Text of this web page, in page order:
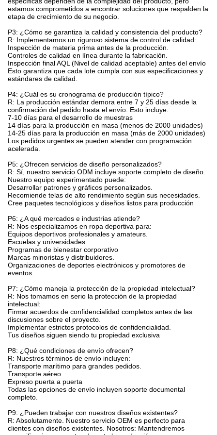
estamos comprometidos a encontrar soluciones que respalden la
etapa de crecimiento de su negocio.
P3: ¿Cómo se garantiza la calidad y consistencia del producto?
R: Implementamos un riguroso sistema de control de calidad:
Inspección de materia prima antes de la producción.
Controles de calidad en línea durante la fabricación.
Inspección final AQL (Nivel de calidad aceptable) antes del envío
Esto garantiza que cada lote cumpla con sus especificaciones y
estándares de calidad.
P4: ¿Cuál es su cronograma de producción típico?
R: La producción estándar demora entre 7 y 25 días desde la
confirmación del pedido hasta el envío. Esto incluye:
7-10 días para el desarrollo de muestras
14 días para la producción en masa (menos de 2000 unidades)
14-25 días para la producción en masa (más de 2000 unidades)
Los pedidos urgentes se pueden atender con programación
acelerada.
P5: ¿Ofrecen servicios de diseño personalizados?
R: Sí, nuestro servicio ODM incluye soporte completo de diseño.
Nuestro equipo experimentado puede:
Desarrollar patrones y gráficos personalizados.
Recomiende telas de alto rendimiento según sus necesidades.
Cree paquetes tecnológicos y diseños listos para producción
P6: ¿A qué mercados e industrias atiende?
R: Nos especializamos en ropa deportiva para:
Equipos deportivos profesionales y amateurs.
Escuelas y universidades
Programas de bienestar corporativo
Marcas minoristas y distribuidores.
Organizaciones de deportes electrónicos y promotores de
eventos.
P7: ¿Cómo maneja la protección de la propiedad intelectual?
R: Nos tomamos en serio la protección de la propiedad
intelectual:
Firmar acuerdos de confidencialidad completos antes de las
discusiones sobre el proyecto.
Implementar estrictos protocolos de confidencialidad.
Tus diseños siguen siendo tu propiedad exclusiva
P8: ¿Qué condiciones de envío ofrecen?
R: Nuestros términos de envío incluyen:
Transporte marítimo para grandes pedidos.
Transporte aéreo
Expreso puerta a puerta
Todas las opciones de envío incluyen soporte documental
completo.
P9: ¿Pueden trabajar con nuestros diseños existentes?
R: Absolutamente. Nuestro servicio OEM es perfecto para
clientes con diseños existentes. Nosotros: Mantendremos